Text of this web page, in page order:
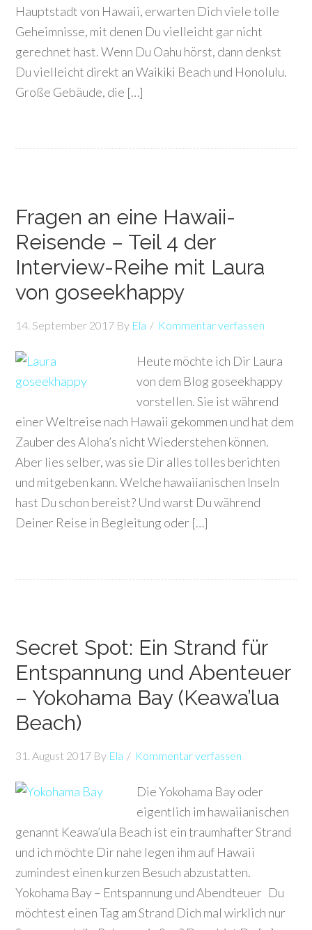
Hauptstadt von Hawaii, erwarten Dich viele tolle
Geheimnisse, mit denen Du vielleicht gar nicht
gerechnet hast. Wenn Du Oahu hörst, dann denkst
Du vielleicht direkt an Waikiki Beach und Honolulu.
Große Gebäude, die […]
Fragen an eine Hawaii-
Reisende – Teil 4 der
Interview-Reihe mit Laura
von goseekhappy
14. September 2017 By Ela Kommentar verfassen
Heute möchte ich Dir Laura
von dem Blog goseekhappy
vorstellen. Sie ist während
einer Weltreise nach Hawaii gekommen und hat dem
Zauber des Aloha’s nicht Wiederstehen können.
Aber lies selber, was sie Dir alles tolles berichten
und mitgeben kann. Welche hawaiianischen Inseln
hast Du schon bereist? Und warst Du während
Deiner Reise in Begleitung oder […]
Secret Spot: Ein Strand für
Entspannung und Abenteuer
– Yokohama Bay (Keawa’lua
Beach)
31. August 2017 By Ela Kommentar verfassen
Die Yokohama Bay oder
eigentlich im hawaiianischen
genannt Keawa’ula Beach ist ein traumhafter Strand
und ich möchte Dir nahe legen ihm auf Hawaii
zumindest einen kurzen Besuch abzustatten.
Yokohama Bay – Entspannung und Abendteuer Du
möchtest einen Tag am Strand Dich mal wirklich nur